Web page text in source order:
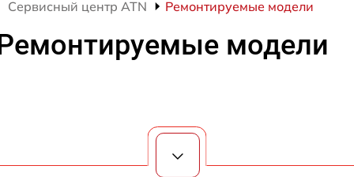
Сервисный центр ATN Ремонтируемые модели
модели